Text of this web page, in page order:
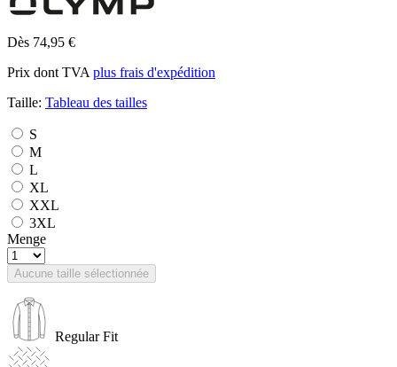
Dès 74,95 €
Prix dont TVA plus frais d'expédition
Taille: Tableau des tailles
S
M
L
XL
XXL
3XL
Menge
Aucune taille sélectionnée
Regular Fit